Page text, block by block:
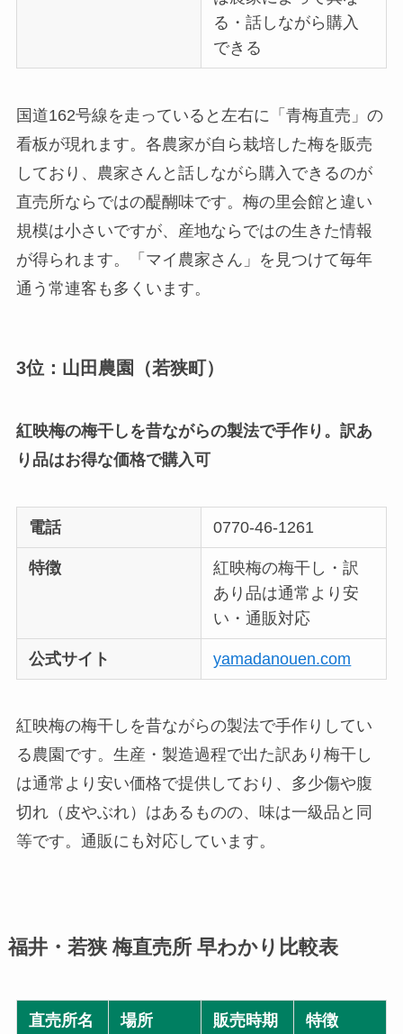
る・話しながら購入
できる
国道162号線を走っていると左右に「青梅直売」の
看板が現れます。各農家が自ら栽培した梅を販売
しており、農家さんと話しながら購入できるのが
直売所ならではの醍醐味です。梅の里会館と違い
規模は小さいですが、産地ならではの生きた情報
が得られます。「マイ農家さん」を見つけて毎年
通う常連客も多くいます。
3位：山田農園（若狭町）
紅映梅の梅干しを昔ながらの製法で手作り。訳あ
り品はお得な価格で購入可
電話 0770-46-1261
特徴
紅映梅の梅干し・訳
あり品は通常より安
い・通販対応
公式サイト yamadanouen.com
紅映梅の梅干しを昔ながらの製法で手作りしてい
る農園です。生産・製造過程で出た訳あり梅干し
は通常より安い価格で提供しており、多少傷や腹
切れ（皮やぶれ）はあるものの、味は一級品と同
等です。通販にも対応しています。
福井・若狭 梅直売所 早わかり比較表
直売所名 場所 販売時期 特徴